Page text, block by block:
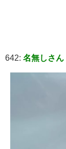
642: 名無しさん